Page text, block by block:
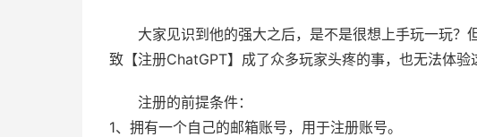
大家见识到他的强大之后，是不是很想上手玩一玩？
致【注册ChatGPT】成了众多玩家头疼的事，也无法体验
注册的前提条件：
1、拥有一个自己的邮箱账号，用于注册账号。